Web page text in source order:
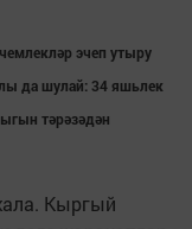
эчеп утыру
да шулай: 34 яшьлек
тәрәзәдән
Кыргый